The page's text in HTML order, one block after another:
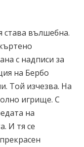
става вълшебна.
с надписи за
на Бербо
Той изчезва. На
игрище. С
на
И тя се